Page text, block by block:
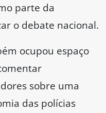
parte da
o debate nacional.
ocupou espaço
sobre uma
das polícias